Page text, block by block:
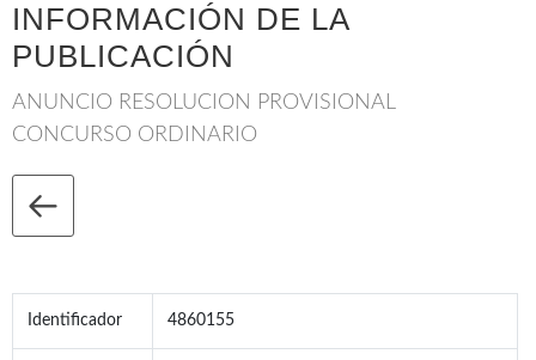
INFORMACIÓN DE LA
PUBLICACIÓN
ANUNCIO RESOLUCION PROVISIONAL
CONCURSO ORDINARIO
Identificador 4860155